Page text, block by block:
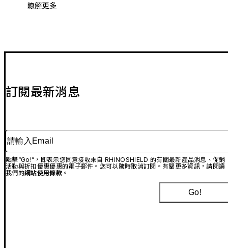
瞭解更多
訂閱最新消息
請輸入Email
點擊“Go!”，即表示您同意接收來自 RHINOSHIELD 的有關最新產品消息、促銷
活動與折扣優惠優惠的電子郵件。您可以隨時取消訂閱。有關更多資訊，請閱讀
我們的網站使用條款。
Go!